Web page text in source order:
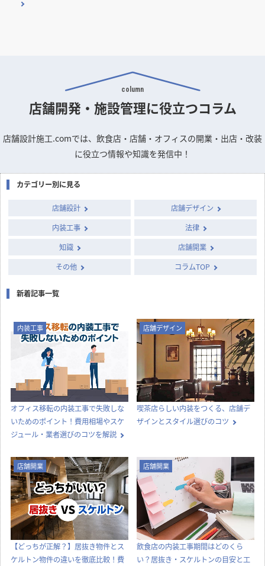
column
店舗開発・施設管理に役立つコラム
店舗設計施工.comでは、飲食店・店舗・オフィスの開業・出店・改装
に役立つ情報や知識を発信中！
カテゴリー別に見る
店舗設計
店舗デザイン
内装工事
法律
知識
店舗開業
その他
コラムTOP
新着記事一覧
内装工事
オフィス移転の内装工事で失敗しな
いためのポイント！費用相場やスケ
ジュール・業者選びのコツを解説
店舗デザイン
喫茶店らしい内装をつくる、店舗デ
ザインとスタイル選びのコツ
店舗開業
【どっちが正解？】居抜き物件とス
ケルトン物件の違いを徹底比較！費
店舗開業
飲食店の内装工事期間はどのくら
い？居抜き・スケルトンの目安と工